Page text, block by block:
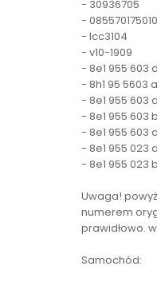
- 30936705
-
- lcc3104
- v10-1909
- 8e1 955 603 d
- 8h1 95 5603 a
- 8e1 955 603 a
- 8e1 955 603 b
- 8e1 955 603 c
- 8e1 955 023 a
- 8e1 955 023 b
Uwaga!
numerem
prawidłowo.
Samochód: